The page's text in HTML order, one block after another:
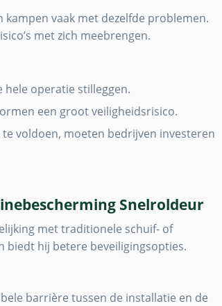
vaak met dezelfde problemen.
met zich meebrengen.
hele operatie stilleggen.
een groot veiligheidsrisico.
voldoen, moeten bedrijven investeren
Snelroldeur
met traditionele schuif- of
biedt hij betere beveiligingsopties.
barrière tussen de installatie en de